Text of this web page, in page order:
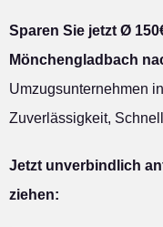
Sparen Sie jetzt Ø
Mönchengladbach
Umzugsunternehmen
Zuverlässigkeit,
Jetzt unverbindlich
ziehen: